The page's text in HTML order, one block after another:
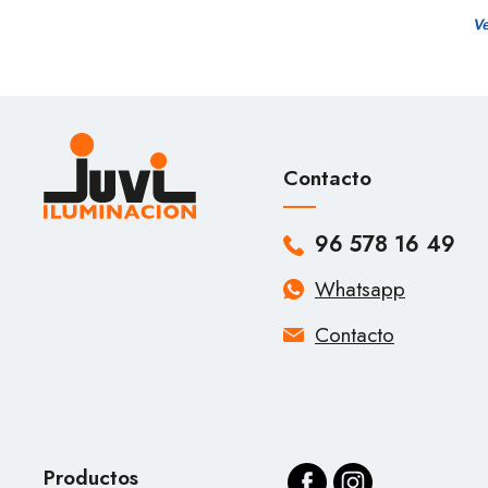
Contacto
96 578 16 49
Whatsapp
Contacto
Productos